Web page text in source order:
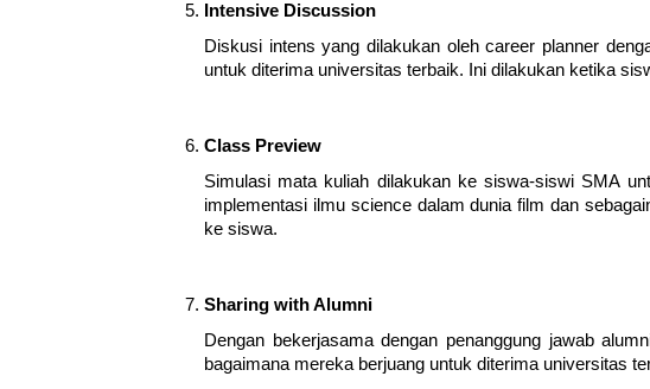
Intensive Discussion
Diskusi intens yang dilakukan oleh career planner
untuk diterima universitas terbaik. Ini dilakukan ketika
Class Preview
Simulasi mata kuliah dilakukan ke siswa-siswi SMA
implementasi ilmu science dalam dunia film dan
ke siswa.
Sharing with Alumni
Dengan bekerjasama dengan penanggung jawab
bagaimana mereka berjuang untuk diterima universitas